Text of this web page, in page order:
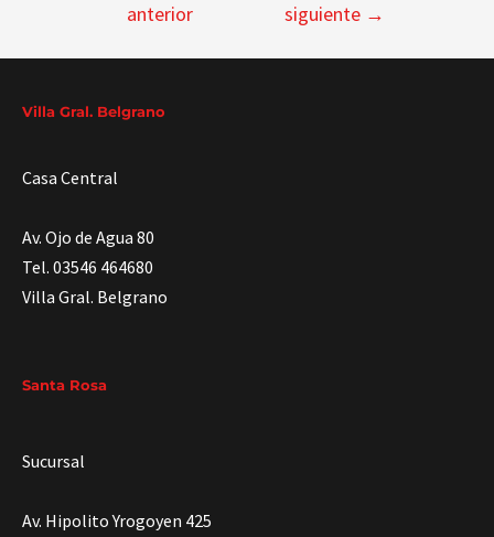
entradasanterior
siguiente →
Villa Gral. Belgrano
Casa Central
Av. Ojo de Agua 80
Tel. 03546 464680
Villa Gral. Belgrano
Santa Rosa
Sucursal
Av. Hipolito Yrogoyen 425